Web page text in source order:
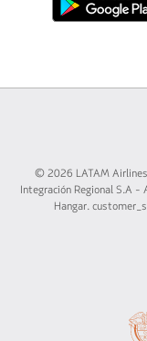
© 2026 LATAM
Integración Regional S.A
Hangar.